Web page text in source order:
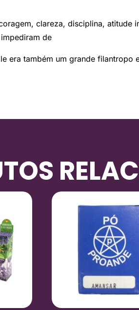
clareza, disciplina, atitude
de
era também um grande filantropo